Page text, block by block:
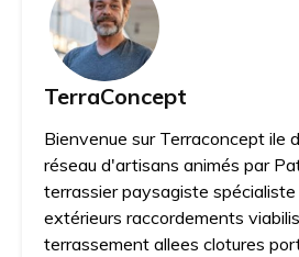
TerraConcept
Bienvenue sur Terraconcept ile
réseau d'artisans animés par
terrassier paysagiste
extérieurs raccordements
terrassement allees clotures